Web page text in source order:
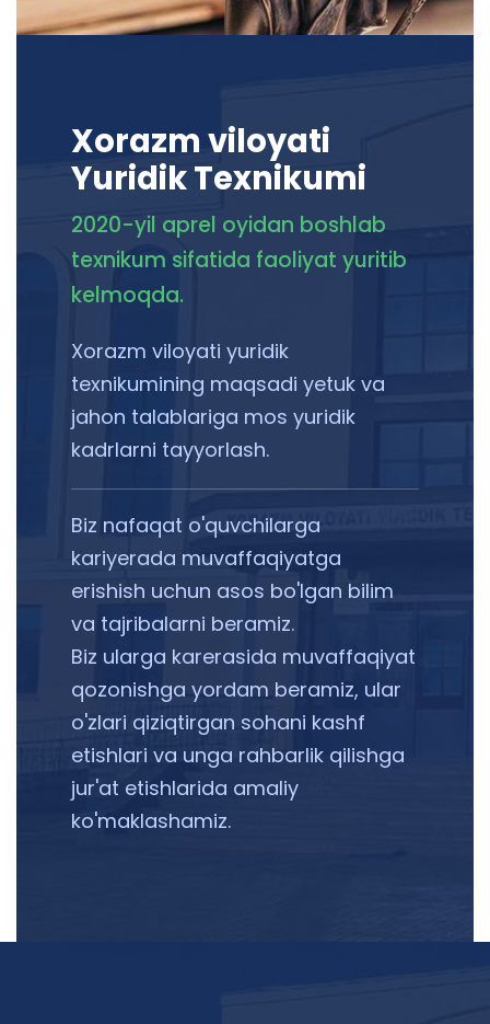
Xorazm viloyati
Yuridik Texnikumi
2020-yil aprel oyidan boshlab
texnikum sifatida faoliyat yuritib
kelmoqda.
Xorazm viloyati yuridik
texnikumining maqsadi yetuk va
jahon talablariga mos yuridik
kadrlarni tayyorlash.
Biz nafaqat o'quvchilarga
kariyerada muvaffaqiyatga
erishish uchun asos bo'lgan bilim
va tajribalarni beramiz.
Biz ularga karerasida muvaffaqiyat
qozonishga yordam beramiz, ular
o'zlari qiziqtirgan sohani kashf
etishlari va unga rahbarlik qilishga
jur'at etishlarida amaliy
ko'maklashamiz.